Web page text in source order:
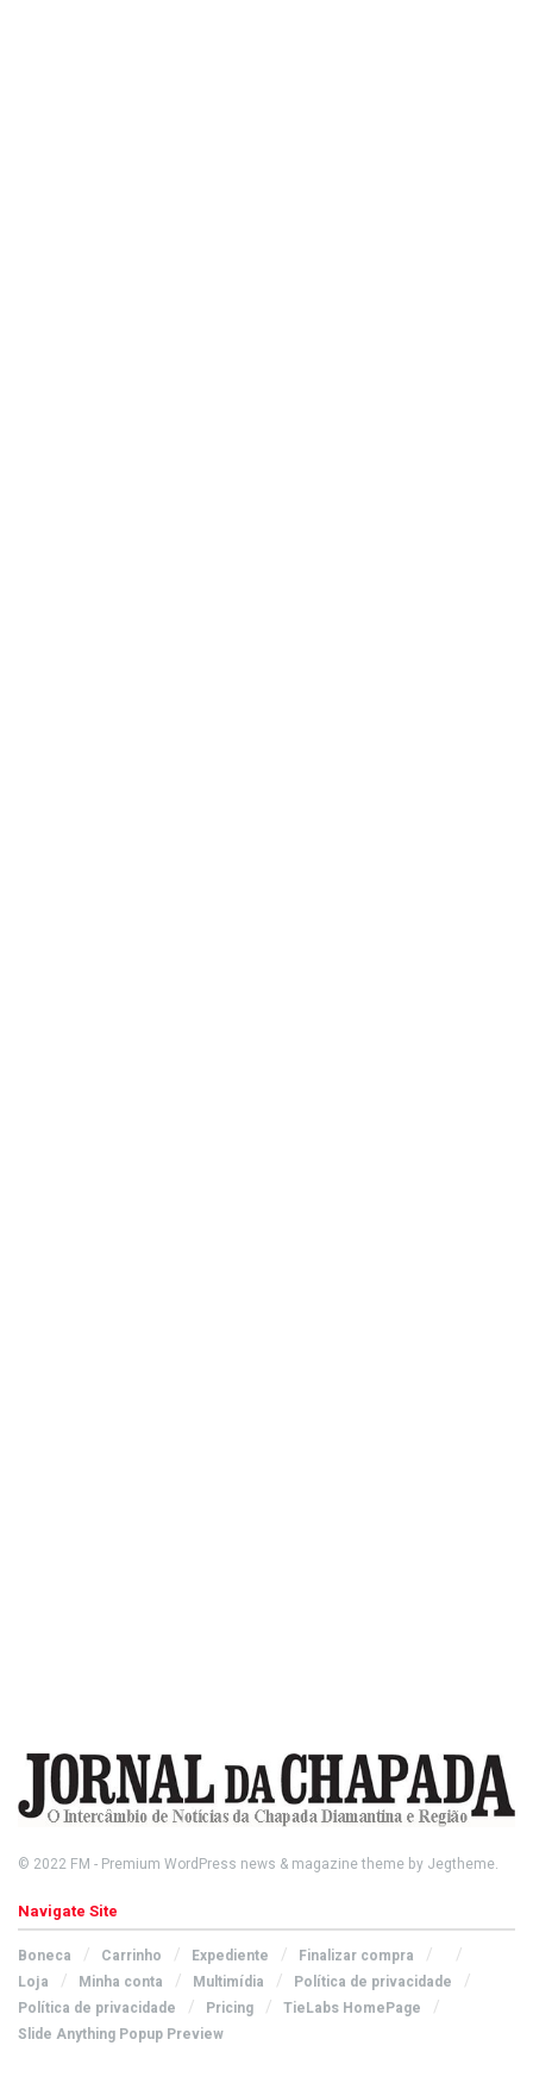
© 2022 FM - Premium WordPress news & magazine theme by Jegtheme.
Navigate Site
Boneca Carrinho Expediente
Finalizar compra
Loja
Minha conta Multimídia
Política de privacidade
Política de privacidade
Pricing
TieLabs HomePage
Slide Anything Popup Preview